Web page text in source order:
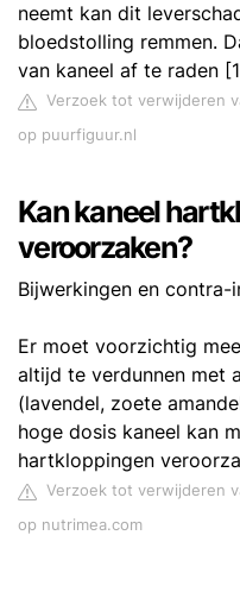
neemt kan dit
bloedstolling remmen.
van kaneel af te raden
Verzoek tot verwijderen
op puurfiguur.nl
Kan kaneel
veroorzaken?
Bijwerkingen en contra-
Er moet voorzichtig
altijd te verdunnen met
(lavendel, zoete
hoge dosis kaneel kan
hartkloppingen
Verzoek tot verwijderen
op nutrimea.com